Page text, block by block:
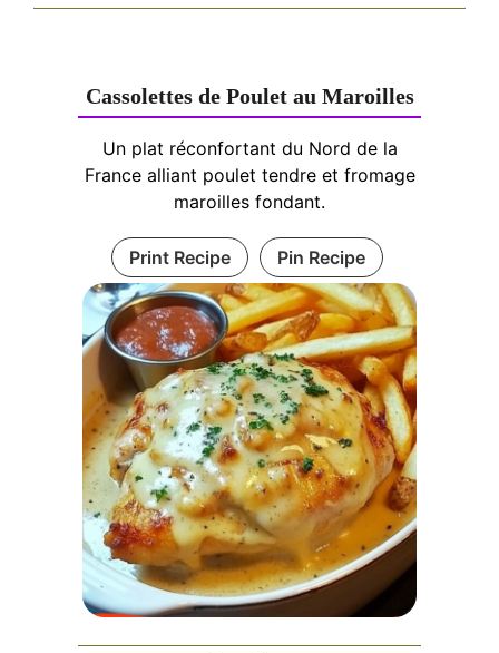
Cassolettes de Poulet au Maroilles
Un plat réconfortant du Nord de la
France alliant poulet tendre et fromage
maroilles fondant.
Print Recipe Pin Recipe